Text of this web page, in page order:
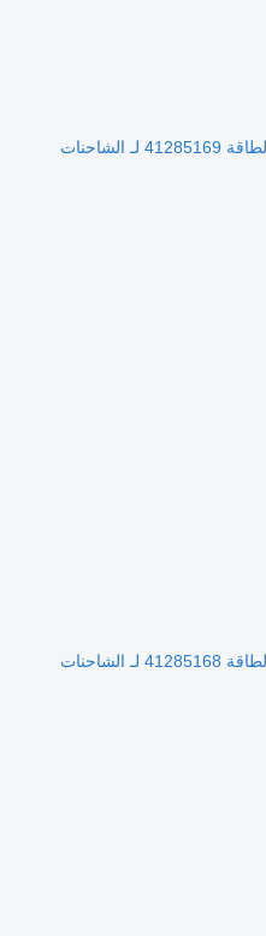
بطاريات المراكم القابلة لتخزين الطاقة 41285169 لـ الشاحنات
بطاريات المراكم القابلة لتخزين الطاقة 41285168 لـ الشاحنات